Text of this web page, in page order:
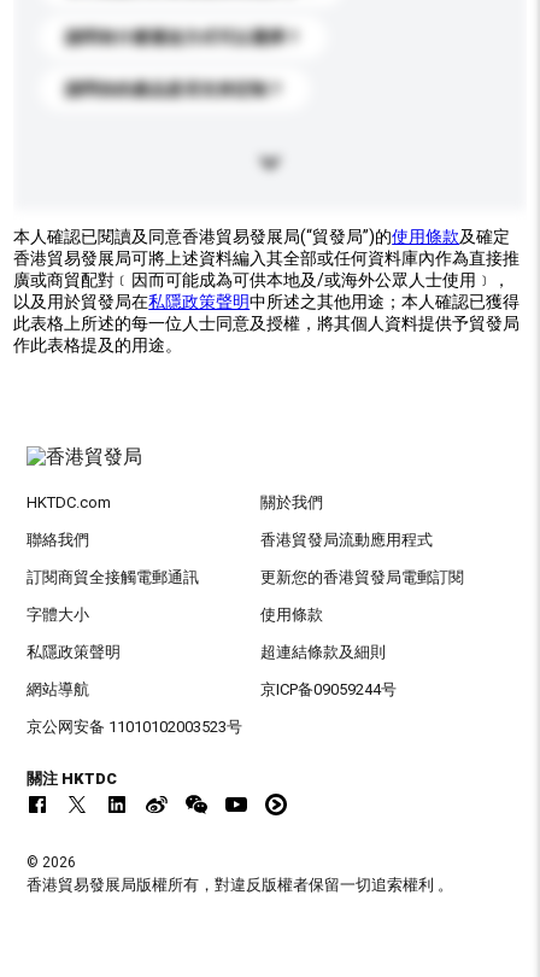
請問有什麼運送方式可以選擇？
請問你的產品是否支持定制？
本人確認已閱讀及同意香港貿易發展局(“貿發局”)的使用條款及確定
香港貿易發展局可將上述資料編入其全部或任何資料庫內作為直接推
廣或商貿配對﹝因而可能成為可供本地及/或海外公眾人士使用﹞，
以及用於貿發局在私隱政策聲明中所述之其他用途；本人確認已獲得
此表格上所述的每一位人士同意及授權，將其個人資料提供予貿發局
作此表格提及的用途。
HKTDC.com 關於我們
聯絡我們 香港貿發局流動應用程式
訂閱商貿全接觸電郵通訊 更新您的香港貿發局電郵訂閱
字體大小 使用條款
私隱政策聲明 超連結條款及細則
網站導航 京ICP备09059244号
京公网安备 11010102003523号
關注 HKTDC
© 2026
香港貿易發展局版權所有，對違反版權者保留一切追索權利 。